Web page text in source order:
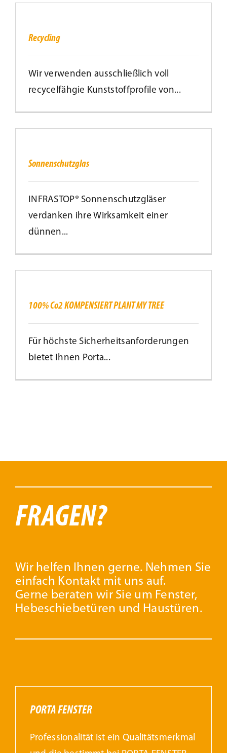
Kundenservice
Infobereich
News
Kontakt
Lesezeichen
Recycling
Wir verwenden ausschließlich voll
recycelfähgie Kunststoffprofile von...
Sonnenschutzglas
INFRASTOP® Sonnenschutzgläser
verdanken ihre Wirksamkeit einer
dünnen...
TREE
100% Co2 KOMPENSIERT PLANT MY TREE
Für höchste Sicherheitsanforderungen
bietet Ihnen Porta...
FRAGEN?
Wir helfen Ihnen gerne. Nehmen Sie
einfach Kontakt mit uns auf.
Gerne beraten wir Sie um Fenster,
Hebeschiebetüren und Haustüren.
PORTA FENSTER
Professionalität ist ein Qualitätsmerkmal